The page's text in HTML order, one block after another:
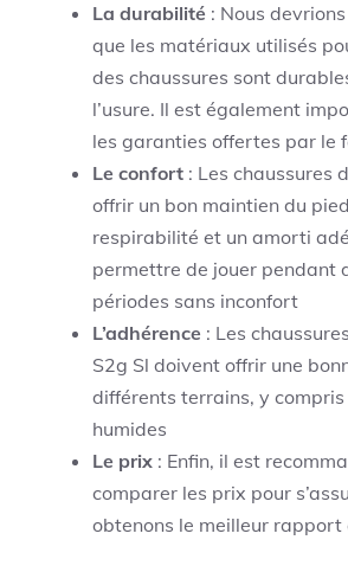
La durabilité : Nous
que les matériaux utilisés
des chaussures sont
l’usure. Il est également
les garanties offertes par le
Le confort : Les chaussures
offrir un bon maintien du
respirabilité et un amorti
permettre de jouer pendant
périodes sans inconfort
L’adhérence : Les
S2g Sl doivent offrir une
différents terrains, y compris
humides
Le prix : Enfin, il est
comparer les prix pour
obtenons le meilleur